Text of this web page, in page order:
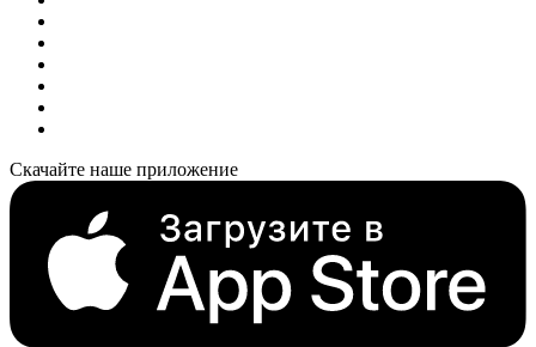
Скачайте наше приложение